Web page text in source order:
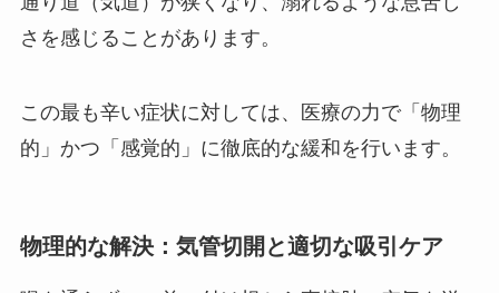
さを感じることがあります。
この最も辛い症状に対しては、医療の力で「物理
的」かつ「感覚的」に徹底的な緩和を行います。
物理的な解決：気管切開と適切な吸引ケア